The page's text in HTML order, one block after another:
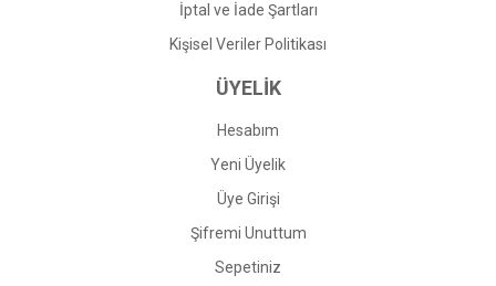
İptal ve İade Şartları
Kişisel Veriler Politikası
ÜYELİK
Hesabım
Yeni Üyelik
Üye Girişi
Şifremi Unuttum
Sepetiniz